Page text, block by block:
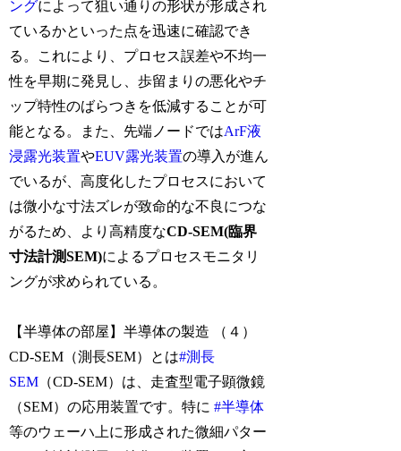
ングによって狙い通りの形状が形成され
ているかといった点を迅速に確認でき
る。これにより、プロセス誤差や不均一
性を早期に発見し、歩留まりの悪化やチ
ップ特性のばらつきを低減することが可
能となる。また、先端ノードではArF液
浸露光装置やEUV露光装置の導入が進ん
でいるが、高度化したプロセスにおいて
は微小な寸法ズレが致命的な不良につな
がるため、より高精度なCD-SEM(臨界
寸法計測SEM)によるプロセスモニタリ
ングが求められている。
【半導体の部屋】半導体の製造 （４）
CD-SEM（測長SEM）とは#測長
SEM （CD-SEM）は、走査型電子顕微鏡
（SEM）の応用装置です。特に#半導体
等のウェーハ上に形成された微細パター